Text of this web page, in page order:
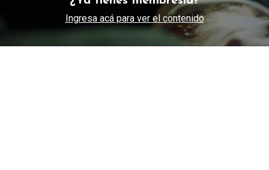
Ingresa acá para ver el contenido